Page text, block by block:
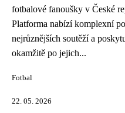
fotbalové fanoušky v České
Platforma nabízí komplexní
nejrůznějších soutěží a
okamžitě po jejich...
Fotbal
22. 05. 2026